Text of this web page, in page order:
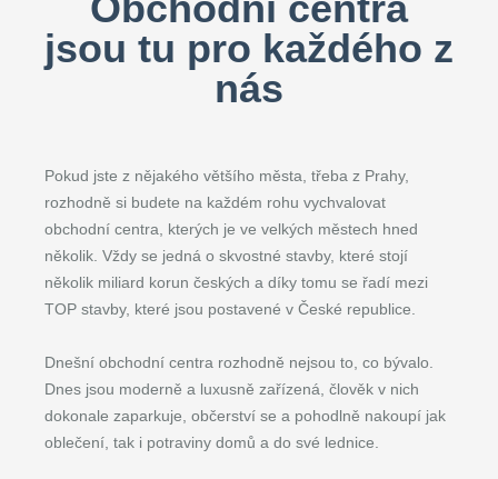
jsou tu pro každého z
nás
Pokud jste z nějakého většího města, třeba z Prahy,
rozhodně si budete na každém rohu vychvalovat
obchodní centra, kterých je ve velkých městech hned
několik. Vždy se jedná o skvostné stavby, které stojí
několik miliard korun českých a díky tomu se řadí mezi
TOP stavby, které jsou postavené v České republice.
Dnešní obchodní centra rozhodně nejsou to, co bývalo.
Dnes jsou moderně a luxusně zařízená, člověk v nich
dokonale zaparkuje, občerství se a pohodlně nakoupí jak
oblečení, tak i potraviny domů a do své lednice.